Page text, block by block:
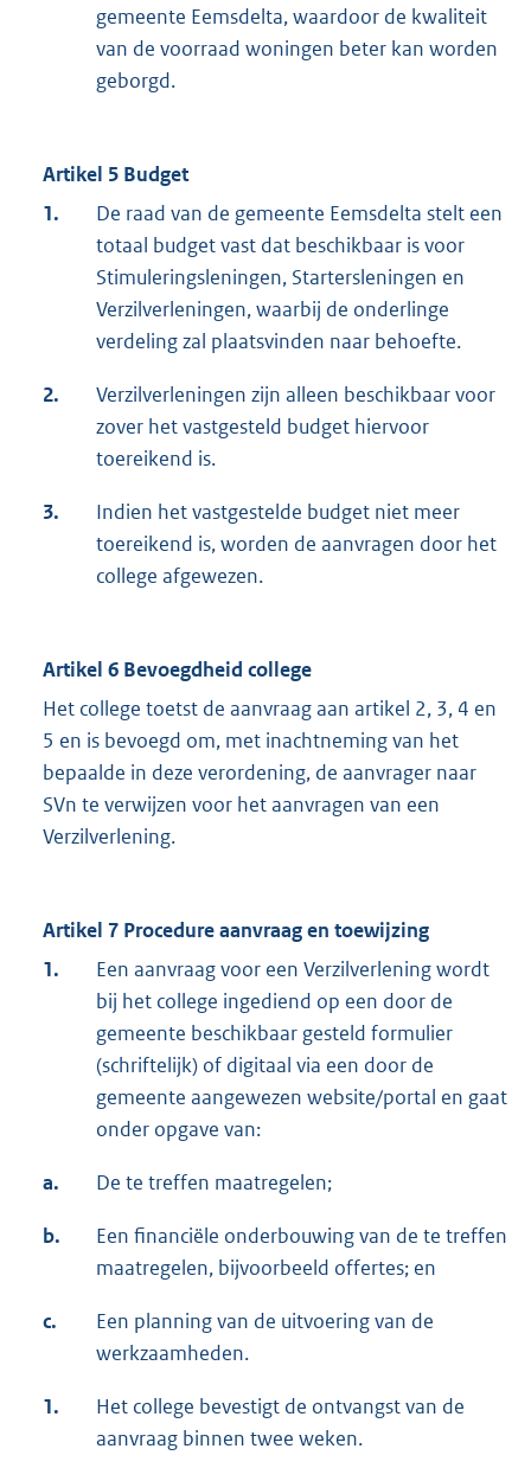
gemeente Eemsdelta, waardoor de kwaliteit
van de voorraad woningen beter kan worden
geborgd.
Artikel 5 Budget
1.
De raad van de gemeente Eemsdelta stelt een
totaal budget vast dat beschikbaar is voor
Stimuleringsleningen, Startersleningen en
Verzilverleningen, waarbij de onderlinge
verdeling zal plaatsvinden naar behoefte.
2.
Verzilverleningen zijn alleen beschikbaar voor
zover het vastgesteld budget hiervoor
toereikend is.
3.
Indien het vastgestelde budget niet meer
toereikend is, worden de aanvragen door het
college afgewezen.
Artikel 6 Bevoegdheid college
Het college toetst de aanvraag aan artikel 2, 3, 4 en
5 en is bevoegd om, met inachtneming van het
bepaalde in deze verordening, de aanvrager naar
SVn te verwijzen voor het aanvragen van een
Verzilverlening.
Artikel 7 Procedure aanvraag en toewijzing
1.
Een aanvraag voor een Verzilverlening wordt
bij het college ingediend op een door de
gemeente beschikbaar gesteld formulier
(schriftelijk) of digitaal via een door de
gemeente aangewezen website/portal en gaat
onder opgave van:
a. De te treffen maatregelen;
b.
Een financiële onderbouwing van de te treffen
maatregelen, bijvoorbeeld offertes; en
c.
Een planning van de uitvoering van de
werkzaamheden.
1.
Het college bevestigt de ontvangst van de
aanvraag binnen twee weken.